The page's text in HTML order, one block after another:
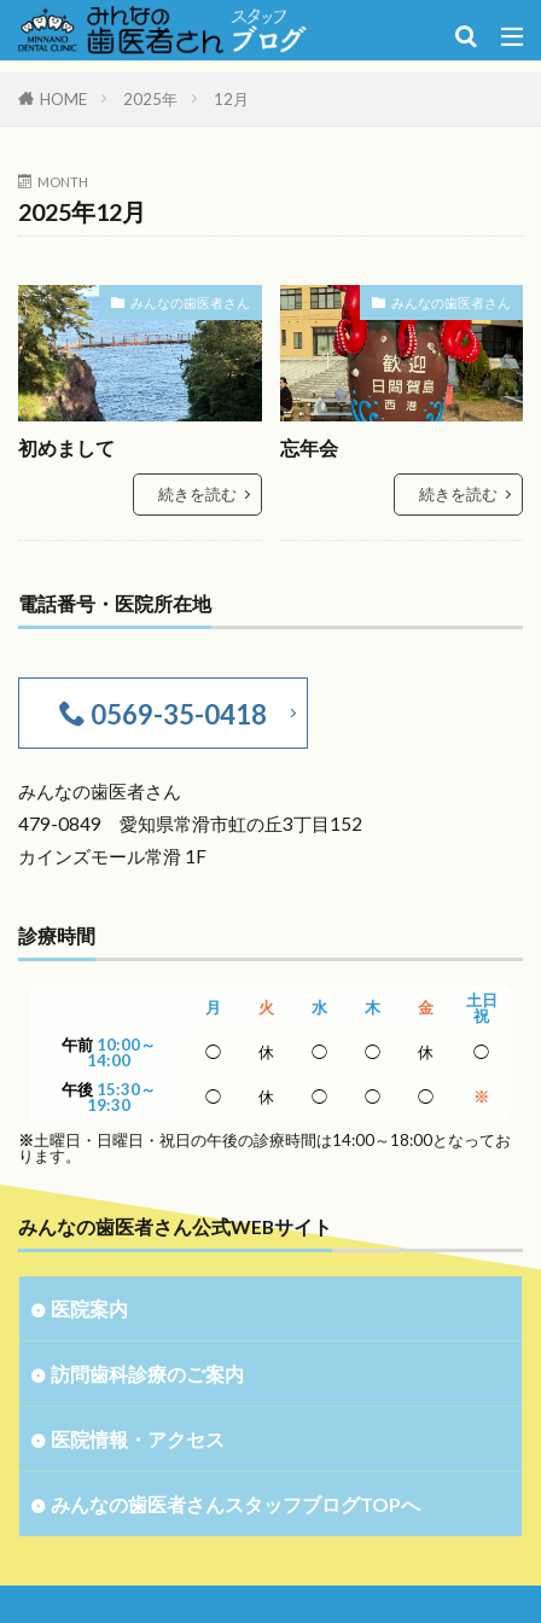
HOME 2025年 12月
MONTH
2025年12月
みんなの歯医者さん
初めまして
続きを読む
みんなの歯医者さん
忘年会
続きを読む
電話番号・医院所在地
0569-35-0418
みんなの歯医者さん
479-0849 愛知県常滑市虹の丘3丁目152
カインズモール常滑 1F
診療時間
月 火 水 木 金
土日
祝
午前 10:00～
14:00
◯ 休 ◯ ◯ 休
◯
午後 15:30～
19:30
◯ 休 ◯ ◯ ◯ ※
※土曜日・日曜日・祝日の午後の診療時間は14:00～18:00となってお
ります。
みんなの歯医者さん公式WEBサイト
医院案内
訪問歯科診療のご案内
医院情報・アクセス
みんなの歯医者さんスタッフブログTOPへ